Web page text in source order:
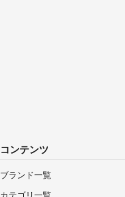
コンテンツ
ブランド一覧
カテゴリ一覧